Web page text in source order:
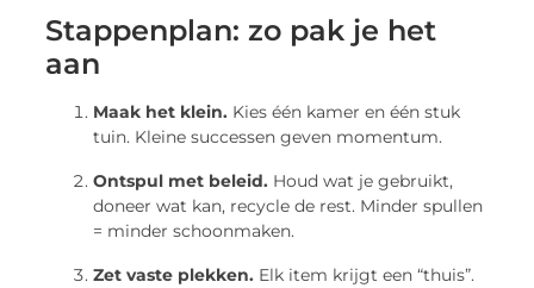
Stappenplan: zo pak je het
aan
Maak het klein. Kies één kamer en één stuk
tuin. Kleine successen geven momentum.
Ontspul met beleid. Houd wat je gebruikt,
doneer wat kan, recycle de rest. Minder spullen
= minder schoonmaken.
Zet vaste plekken. Elk item krijgt een “thuis”.